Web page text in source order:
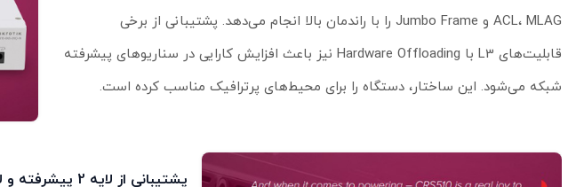
ACL، MLAG و Jumbo Frame را با راندمان بالا انجام می‌دهد. پشتیبانی از برخی
قابلیت‌های L3 با Hardware Offloading نیز باعث افزایش کارایی در سناریوهای پیشرفته
شبکه می‌شود. این ساختار، دستگاه را برای محیط‌های پرترافیک مناسب کرده است.
پشتیبانی از لایه 2 پیشرفته و لایه 3 محدود